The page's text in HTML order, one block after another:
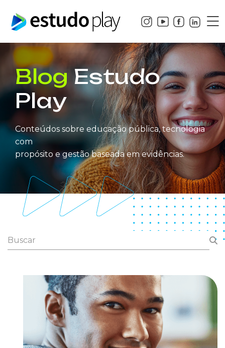
Blog Estudo
Play
Conteúdos sobre educação pública, tecnologia
com
propósito e gestão baseada em evidências.